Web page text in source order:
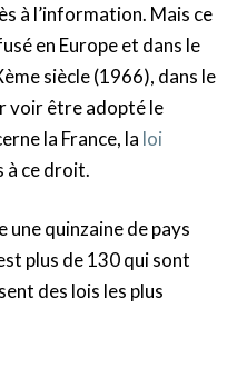
à l’information. Mais ce
en Europe et dans le
siècle (1966), dans le
voir être adopté le
la France, la loi
à ce droit.
une quinzaine de pays
plus de 130 qui sont
des lois les plus